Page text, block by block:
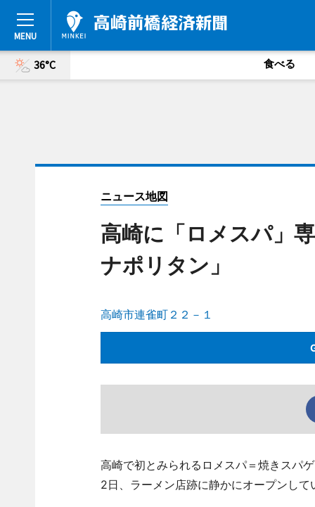
36°C 食べる
ニュース地図
高崎に「ロメスパ」
ナポリタン」
高崎市連雀町２２－１
高崎で初とみられるロメスパ＝焼きスパ
2日、ラーメン店跡に静かにオープンして